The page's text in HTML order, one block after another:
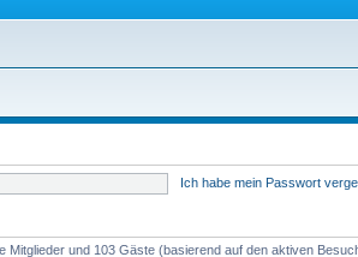
Ich habe mein Passwort
Mitglieder und 103 Gäste (basierend auf den aktiven